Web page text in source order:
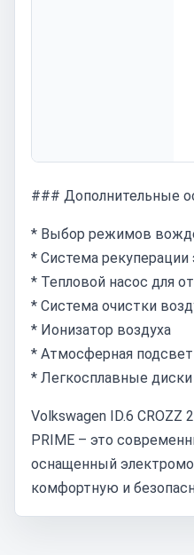
### Дополнительные
* Выбор режимов
* Система рекуперации
* Тепловой насос для
* Система очистки
* Ионизатор воздуха
* Атмосферная
* Легкосплавные диски
Volkswagen ID.6 CROZZ
PRIME – это
оснащенный
комфортную и